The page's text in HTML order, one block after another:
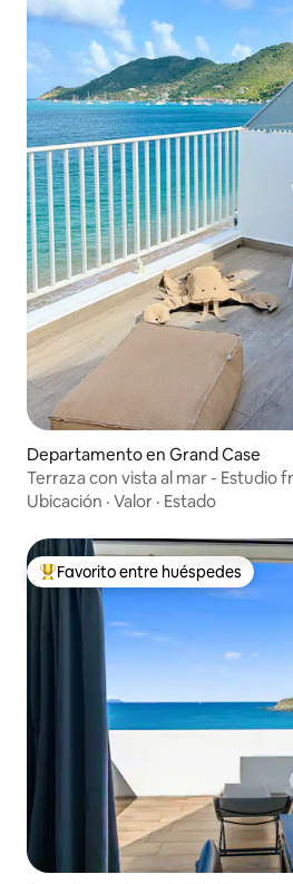
Departamento en Grand Case
Terraza con vista al mar - Estudio
Ubicación · Valor · Estado
De los mejores en Favorito entre
Favorito entre huéspedes